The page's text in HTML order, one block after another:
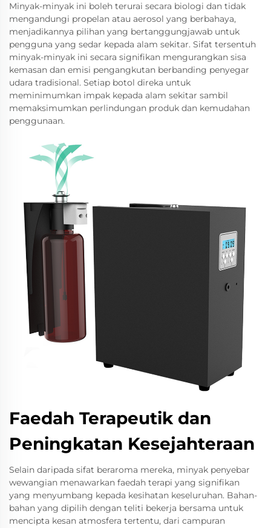
Minyak-minyak ini boleh terurai secara biologi dan tidak
mengandungi propelan atau aerosol yang berbahaya,
menjadikannya pilihan yang bertanggungjawab untuk
pengguna yang sedar kepada alam sekitar. Sifat tersentuh
minyak-minyak ini secara signifikan mengurangkan sisa
kemasan dan emisi pengangkutan berbanding penyegar
udara tradisional. Setiap botol direka untuk
meminimumkan impak kepada alam sekitar sambil
memaksimumkan perlindungan produk dan kemudahan
penggunaan.
Faedah Terapeutik dan
Peningkatan Kesejahteraan
Selain daripada sifat beraroma mereka, minyak penyebar
wewangian menawarkan faedah terapi yang signifikan
yang menyumbang kepada kesihatan keseluruhan. Bahan-
bahan yang dipilih dengan teliti bekerja bersama untuk
mencipta kesan atmosfera tertentu, dari campuran